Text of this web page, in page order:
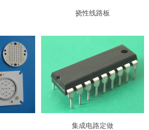
挠性线路板
集成电路定做